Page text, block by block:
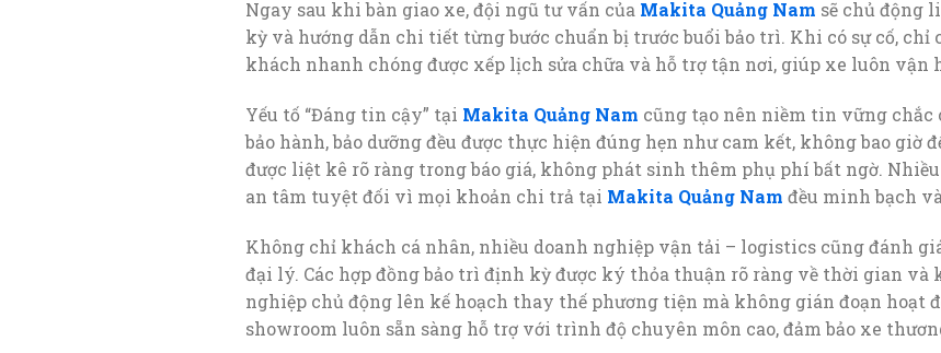
Ngay sau khi bàn giao xe, đội ngũ tư vấn của Makita Quảng Nam sẽ chủ động
kỳ và hướng dẫn chi tiết từng bước chuẩn bị trước buổi bảo trì. Khi có sự cố, chỉ
khách nhanh chóng được xếp lịch sửa chữa và hỗ trợ tận nơi, giúp xe luôn vận
Yếu tố “Đáng tin cậy” tại Makita Quảng Nam cũng tạo nên niềm tin vững
bảo hành, bảo dưỡng đều được thực hiện đúng hẹn như cam kết, không bao giờ
được liệt kê rõ ràng trong báo giá, không phát sinh thêm phụ phí bất ngờ.
an tâm tuyệt đối vì mọi khoản chi trả tại Makita Quảng Nam đều minh bạch
Không chỉ khách cá nhân, nhiều doanh nghiệp vận tải – logistics cũng đánh
đại lý. Các hợp đồng bảo trì định kỳ được ký thỏa thuận rõ ràng về thời gian và
nghiệp chủ động lên kế hoạch thay thế phương tiện mà không gián đoạn hoạt
showroom luôn sẵn sàng hỗ trợ với trình độ chuyên môn cao, đảm bảo xe